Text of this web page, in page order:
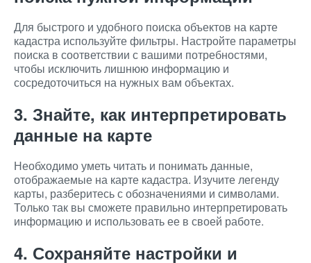
Для быстрого и удобного поиска объектов на карте
кадастра используйте фильтры. Настройте параметры
поиска в соответствии с вашими потребностями,
чтобы исключить лишнюю информацию и
сосредоточиться на нужных вам объектах.
3. Знайте, как интерпретировать
данные на карте
Необходимо уметь читать и понимать данные,
отображаемые на карте кадастра. Изучите легенду
карты, разберитесь с обозначениями и символами.
Только так вы сможете правильно интерпретировать
информацию и использовать ее в своей работе.
4. Сохраняйте настройки и